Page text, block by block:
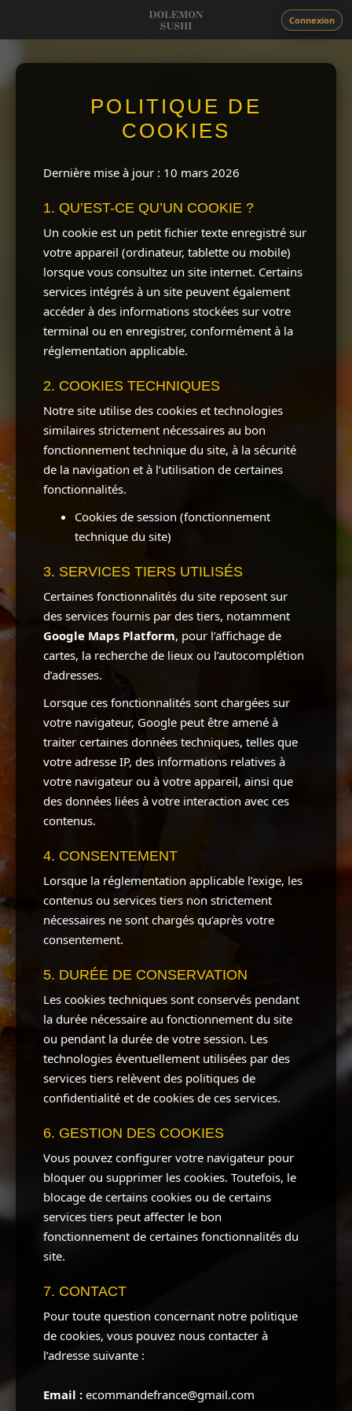
Connexion
POLITIQUE DE
COOKIES
Dernière mise à jour : 10 mars 2026
1. QU’EST-CE QU’UN COOKIE ?
Un cookie est un petit fichier texte enregistré sur
votre appareil (ordinateur, tablette ou mobile)
lorsque vous consultez un site internet. Certains
services intégrés à un site peuvent également
accéder à des informations stockées sur votre
terminal ou en enregistrer, conformément à la
réglementation applicable.
2. COOKIES TECHNIQUES
Notre site utilise des cookies et technologies
similaires strictement nécessaires au bon
fonctionnement technique du site, à la sécurité
de la navigation et à l’utilisation de certaines
fonctionnalités.
Cookies de session (fonctionnement
technique du site)
3. SERVICES TIERS UTILISÉS
Certaines fonctionnalités du site reposent sur
des services fournis par des tiers, notamment
Google Maps Platform, pour l’affichage de
cartes, la recherche de lieux ou l’autocomplétion
d’adresses.
Lorsque ces fonctionnalités sont chargées sur
votre navigateur, Google peut être amené à
traiter certaines données techniques, telles que
votre adresse IP, des informations relatives à
votre navigateur ou à votre appareil, ainsi que
des données liées à votre interaction avec ces
contenus.
4. CONSENTEMENT
Lorsque la réglementation applicable l’exige, les
contenus ou services tiers non strictement
nécessaires ne sont chargés qu’après votre
consentement.
5. DURÉE DE CONSERVATION
Les cookies techniques sont conservés pendant
la durée nécessaire au fonctionnement du site
ou pendant la durée de votre session. Les
technologies éventuellement utilisées par des
services tiers relèvent des politiques de
confidentialité et de cookies de ces services.
6. GESTION DES COOKIES
Vous pouvez configurer votre navigateur pour
bloquer ou supprimer les cookies. Toutefois, le
blocage de certains cookies ou de certains
services tiers peut affecter le bon
fonctionnement de certaines fonctionnalités du
site.
7. CONTACT
Pour toute question concernant notre politique
de cookies, vous pouvez nous contacter à
l’adresse suivante :
Email : ecommandefrance@gmail.com